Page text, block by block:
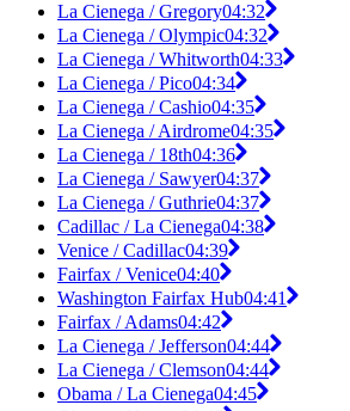
La Cienega / Gregory04:32
La Cienega / Olympic04:32
La Cienega / Whitworth04:33
La Cienega / Pico04:34
La Cienega / Cashio04:35
La Cienega / Airdrome04:35
La Cienega / 18th04:36
La Cienega / Sawyer04:37
La Cienega / Guthrie04:37
Cadillac / La Cienega04:38
Venice / Cadillac04:39
Fairfax / Venice04:40
Washington Fairfax Hub04:41
Fairfax / Adams04:42
La Cienega / Jefferson04:44
La Cienega / Clemson04:44
Obama / La Cienega04:45